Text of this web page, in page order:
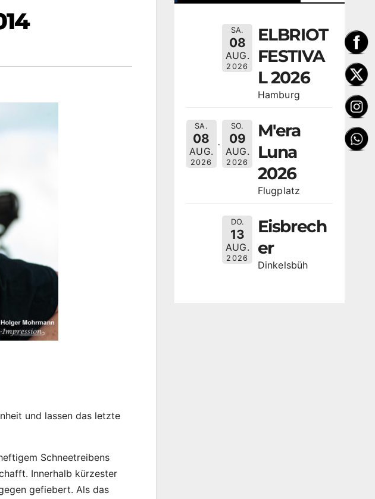
und lassen das letzte
Schneetreibens
Innerhalb kürzester
gefiebert. Als das
SA.
08
AUG.
2026
ELBRIOT
FESTIVA
L 2026
Hamburg
SA.
08
AUG.
2026
SO.
09
AUG.
2026
M'era
Luna
2026
Flugplatz
DO.
13
AUG.
2026
Eisbrech
er
Dinkelsbüh